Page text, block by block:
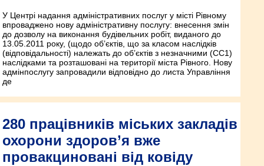
У Центрі надання адміністративних послуг у місті Рівному
впроваджено нову адміністративну послугу: внесення змін
до дозволу на виконання будівельних робіт, виданого до
13.05.2011 року, (щодо об’єктів, що за класом наслідків
(відповідальності) належать до об’єктів з незначними (СС1)
наслідками та розташовані на території міста Рівного. Нову
адмінпослугу запровадили відповідно до листа Управління
де
280 працівників міських закладів
охорони здоров’я вже
провакциновані від ковіду